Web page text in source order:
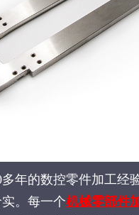
的数控零件加工经验
。每一个机械零部件